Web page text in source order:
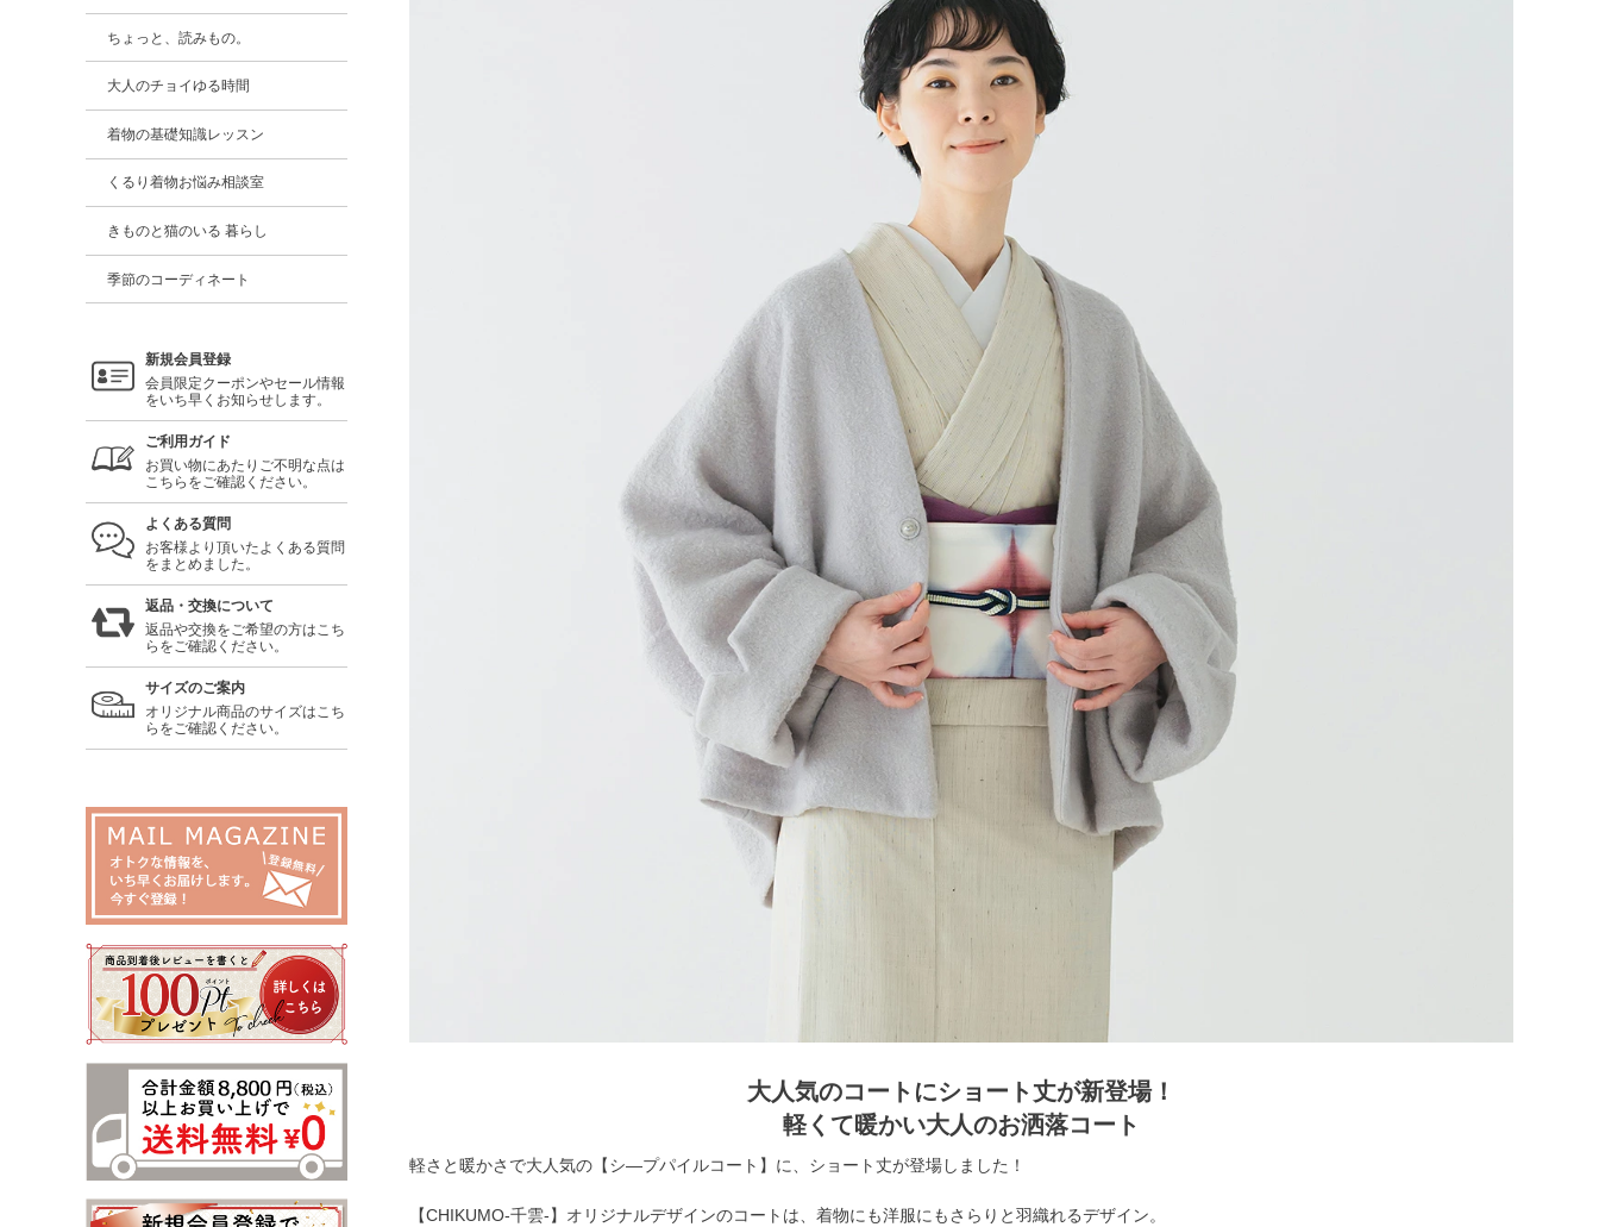
ちょっと、読みもの。
大人のチョイゆる時間
着物の基礎知識レッスン
くるり着物お悩み相談室
きものと猫のいる 暮らし
季節のコーディネート
新規会員登録
会員限定クーポンやセール情報
をいち早くお知らせします。
ご利用ガイド
お買い物にあたりご不明な点は
こちらをご確認ください。
よくある質問
お客様より頂いたよくある質問
をまとめました。
返品・交換について
返品や交換をご希望の方はこち
らをご確認ください。
サイズのご案内
オリジナル商品のサイズはこち
らをご確認ください。
大人気のコートにショート丈が新登場！
軽くて暖かい大人のお洒落コート
軽さと暖かさで大人気の【シ―プパイルコート】に、ショート丈が登場しました！
【CHIKUMO-千雲-】オリジナルデザインのコートは、着物にも洋服にもさらりと羽織れるデザイン。